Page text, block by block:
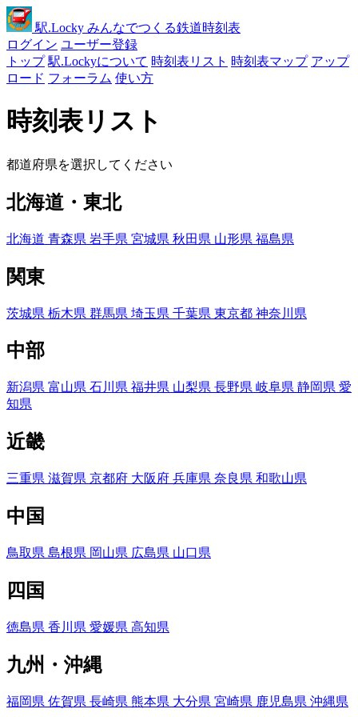
駅.Locky みんなでつくる鉄道時刻表
ログイン ユーザー登録
トップ 駅.Lockyについて 時刻表リスト 時刻表マップ アップ
ロード フォーラム 使い方
時刻表リスト
都道府県を選択してください
北海道・東北
北海道 青森県 岩手県 宮城県 秋田県 山形県 福島県
関東
茨城県 栃木県 群馬県 埼玉県 千葉県 東京都 神奈川県
中部
新潟県 富山県 石川県 福井県 山梨県 長野県 岐阜県 静岡県 愛
知県
近畿
三重県 滋賀県 京都府 大阪府 兵庫県 奈良県 和歌山県
中国
鳥取県 島根県 岡山県 広島県 山口県
四国
徳島県 香川県 愛媛県 高知県
九州・沖縄
福岡県 佐賀県 長崎県 熊本県 大分県 宮崎県 鹿児島県 沖縄県